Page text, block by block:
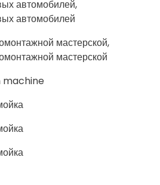
автомобилей,
автомобилей
мастерской,
мастерской
machine